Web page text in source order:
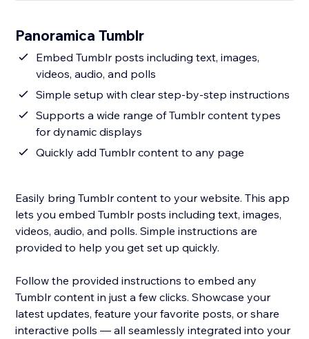
Panoramica Tumblr
Embed Tumblr posts including text, images,
videos, audio, and polls
Simple setup with clear step-by-step instructions
Supports a wide range of Tumblr content types
for dynamic displays
Quickly add Tumblr content to any page
Easily bring Tumblr content to your website. This app
lets you embed Tumblr posts including text, images,
videos, audio, and polls. Simple instructions are
provided to help you get set up quickly.
Follow the provided instructions to embed any
Tumblr content in just a few clicks. Showcase your
latest updates, feature your favorite posts, or share
interactive polls — all seamlessly integrated into your